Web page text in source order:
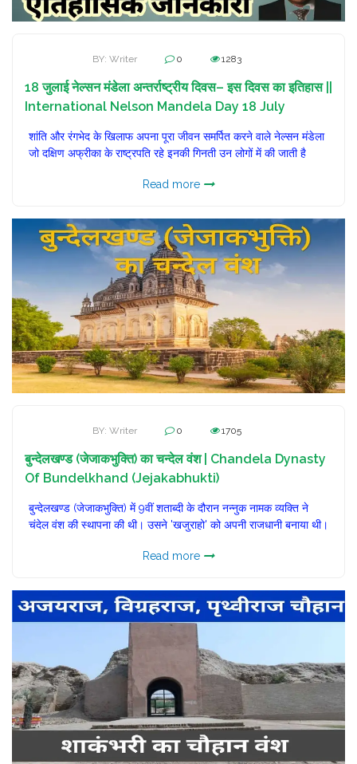
BY: Writer 0 1283
18 जुलाई नेल्सन मंडेला अन्तर्राष्ट्रीय दिवस– इस दिवस का इतिहास ||
International Nelson Mandela Day 18 July
शांति और रंगभेद के खिलाफ अपना पूरा जीवन समर्पित करने वाले नेल्सन मंडेला
जो दक्षिण अफ्रीका के राष्ट्रपति रहे इनकी गिनती उन लोगों में की जाती है
Read more
BY: Writer 0 1705
बुन्देलखण्ड (जेजाकभुक्ति) का चन्देल वंश | Chandela Dynasty
Of Bundelkhand (Jejakabhukti)
बुन्देलखण्ड (जेजाकभुक्ति) में 9वीं शताब्दी के दौरान नन्नुक नामक व्यक्ति ने
चंदेल वंश की स्थापना की थी। उसने 'खजुराहो' को अपनी राजधानी बनाया थी।
Read more